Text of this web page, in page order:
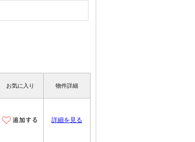
お気に入り 物件詳細
詳細を見る